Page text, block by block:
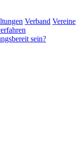
Verband Vereine
sein?